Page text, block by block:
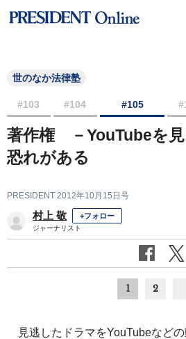
世のなか法律塾
#103 #104 #105
著作権 －YouTubeを
恐れがある
PRESIDENT 2012年10月15日号
村上 敬 +フォロー
ジャーナリスト
1 2
見逃したドラマをYouTubeなど